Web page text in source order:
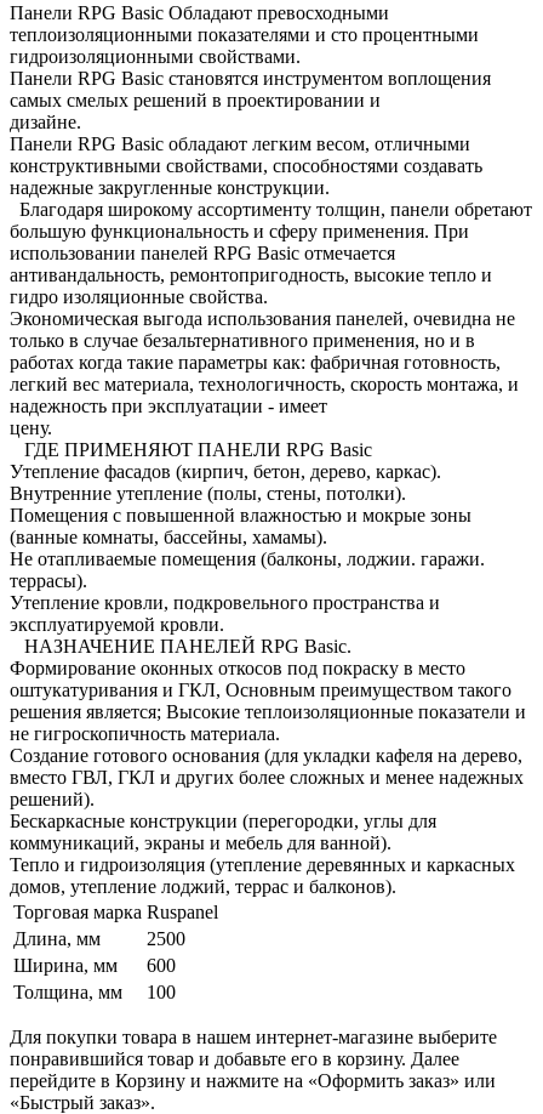
Панели RPG Basic Обладают превосходными
теплоизоляционными показателями и сто процентными
гидроизоляционными свойствами.
Панели RPG Basic становятся инструментом воплощения
самых смелых решений в проектировании и
дизайне.
Панели RPG Basic обладают легким весом, отличными
конструктивными свойствами, способностями создавать
надежные закругленные конструкции.
Благодаря широкому ассортименту толщин, панели обретают
большую функциональность и сферу применения. При
использовании панелей RPG Basic отмечается
антивандальность, ремонтопригодность, высокие тепло и
гидро изоляционные свойства.
Экономическая выгода использования панелей, очевидна не
только в случае безальтернативного применения, но и в
работах когда такие параметры как: фабричная готовность,
легкий вес материала, технологичность, скорость монтажа, и
надежность при эксплуатации - имеет
цену.
ГДЕ ПРИМЕНЯЮТ ПАНЕЛИ RPG Basic
Утепление фасадов (кирпич, бетон, дерево, каркас).
Внутренние утепление (полы, стены, потолки).
Помещения с повышенной влажностью и мокрые зоны
(ванные комнаты, бассейны, хамамы).
Не отапливаемые помещения (балконы, лоджии. гаражи.
террасы).
Утепление кровли, подкровельного пространства и
эксплуатируемой кровли.
НАЗНАЧЕНИЕ ПАНЕЛЕЙ RPG Basic.
Формирование оконных откосов под покраску в место
оштукатуривания и ГКЛ, Основным преимуществом такого
решения является; Высокие теплоизоляционные показатели и
не гигроскопичность материала.
Создание готового основания (для укладки кафеля на дерево,
вместо ГВЛ, ГКЛ и других более сложных и менее надежных
решений).
Бескаркасные конструкции (перегородки, углы для
коммуникаций, экраны и мебель для ванной).
Тепло и гидроизоляция (утепление деревянных и каркасных
домов, утепление лоджий, террас и балконов).
Торговая марка Ruspanel
Длина, мм
2500
Ширина, мм
600
Толщина, мм
100
Для покупки товара в нашем интернет-магазине выберите
понравившийся товар и добавьте его в корзину. Далее
перейдите в Корзину и нажмите на «Оформить заказ» или
«Быстрый заказ».